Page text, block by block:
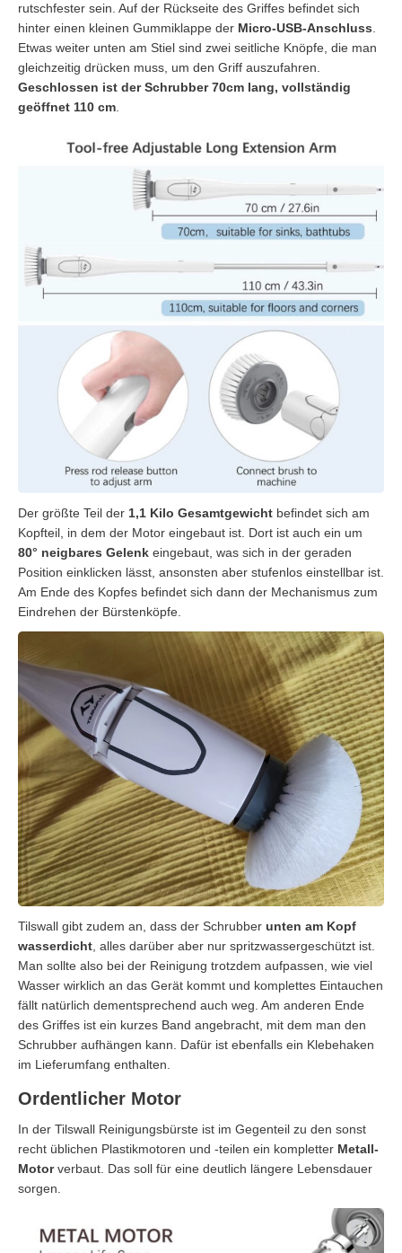
rutschfester sein. Auf der Rückseite des Griffes befindet sich
hinter einen kleinen Gummiklappe der Micro-USB-Anschluss
Etwas weiter unten am Stiel sind zwei seitliche Knöpfe, die man
gleichzeitig drücken muss, um den Griff auszufahren.
Geschlossen ist der Schrubber 70cm lang, vollständig
geöffnet 110 cm
Der größte Teil der 1,1 Kilo Gesamtgewicht befindet sich am
Kopfteil, in dem der Motor eingebaut ist. Dort ist auch ein um
80° neigbares Gelenk eingebaut, was sich in der geraden
Position einklicken lässt, ansonsten aber stufenlos einstellbar ist.
Am Ende des Kopfes befindet sich dann der Mechanismus zum
Eindrehen der Bürstenköpfe.
Tilswall gibt zudem an, dass der Schrubber unten am Kopf
wasserdicht, alles darüber aber nur spritzwassergeschützt ist.
Man sollte also bei der Reinigung trotzdem aufpassen, wie viel
Wasser wirklich an das Gerät kommt und komplettes Eintauchen
fällt natürlich dementsprechend auch weg. Am anderen Ende
des Griffes ist ein kurzes Band angebracht, mit dem man den
Schrubber aufhängen kann. Dafür ist ebenfalls ein Klebehaken
im Lieferumfang enthalten.
Ordentlicher Motor
In der Tilswall Reinigungsbürste ist im Gegenteil zu den sonst
recht üblichen Plastikmotoren und -teilen ein kompletter Metall-
Motorverbaut. Das soll für eine deutlich längere Lebensdauer
sorgen.